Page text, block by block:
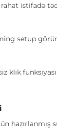
istifadə
setup
klik